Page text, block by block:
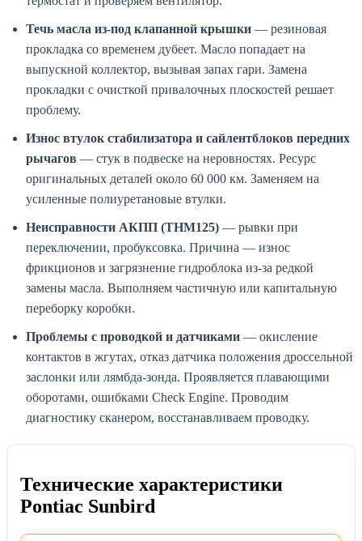
Течь масла из-под клапанной крышки — резиновая
прокладка со временем дубеет. Масло попадает на
выпускной коллектор, вызывая запах гари. Замена
прокладки с очисткой привалочных плоскостей решает
проблему.
Износ втулок стабилизатора и сайлентблоков передних
рычагов — стук в подвеске на неровностях. Ресурс
оригинальных деталей около 60 000 км. Заменяем на
усиленные полиуретановые втулки.
Неисправности АКПП (THM125) — рывки при
переключении, пробуксовка. Причина — износ
фрикционов и загрязнение гидроблока из-за редкой
замены масла. Выполняем частичную или капитальную
переборку коробки.
Проблемы с проводкой и датчиками — окисление
контактов в жгутах, отказ датчика положения дроссельной
заслонки или лямбда-зонда. Проявляется плавающими
оборотами, ошибками Check Engine. Проводим
диагностику сканером, восстанавливаем проводку.
Технические характеристики
Pontiac Sunbird